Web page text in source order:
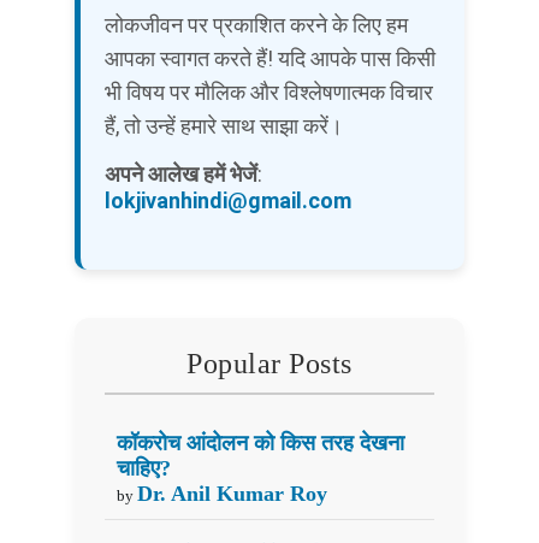
लोकजीवन पर प्रकाशित करने के लिए हम
आपका स्वागत करते हैं! यदि आपके पास किसी
भी विषय पर मौलिक और विश्लेषणात्मक विचार
हैं, तो उन्हें हमारे साथ साझा करें।
अपने आलेख हमें भेजें:
lokjivanhindi@gmail.com
Popular Posts
कॉकरोच आंदोलन को किस तरह देखना
चाहिए?
by Dr. Anil Kumar Roy